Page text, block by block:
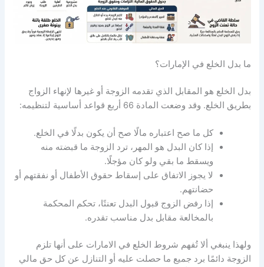
ما بدل الخلع في الإمارات؟
بدل الخلع هو المقابل الذي تقدمه الزوجة أو غيرها لإنهاء الزواج
بطريق الخلع. وقد وضعت المادة 66 أربع قواعد أساسية لتنظيمه:
كل ما صح اعتباره مالًا صح أن يكون بدلًا في الخلع.
إذا كان البدل هو المهر، ترد الزوجة ما قبضته منه
ويسقط ما بقي ولو كان مؤجلًا.
لا يجوز الاتفاق على إسقاط حقوق الأطفال أو نفقتهم أو
حضانتهم.
إذا رفض الزوج قبول البدل تعنتًا، تحكم المحكمة
بالمخالعة مقابل بدل مناسب تقدره.
ولهذا ينبغي ألا تُفهم شروط الخلع في الامارات على أنها تلزم
الزوجة دائمًا برد جميع ما حصلت عليه أو التنازل عن كل حق مالي